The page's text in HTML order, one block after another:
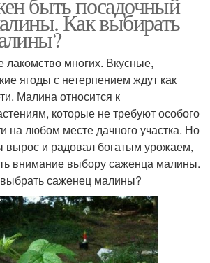
Как выбирать
многих. Вкусные,
ягоды с нетерпением ждут как
Малина относится к
которые не требуют особого
на любом месте дачного участка. Но
вырос и радовал богатым урожаем,
внимание выбору саженца малины.
саженец малины?